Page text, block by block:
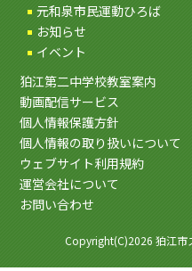
元和泉市民運動ひろば
お知らせ
イベント
狛江第二中学校教室案内
動画配信サービス
個人情報保護方針
個人情報の取り扱いについて
ウェブサイト利用規約
運営会社について
お問い合わせ
Copyright(C)2026 狛江市